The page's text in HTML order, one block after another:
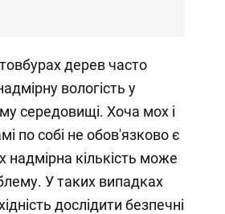
дерев часто
вологість у
середовищі. Хоча мох і
по собі не обов'язково є
надмірна кількість може
У таких випадках
дослідити безпечні